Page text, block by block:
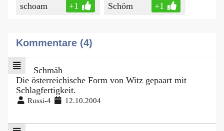
schoam +1 Schöm +1
Kommentare (4)
Schmäh
Die österreichische Form von Witz gepaart mit
Schlagfertigkeit.
Russi-4 12.10.2004